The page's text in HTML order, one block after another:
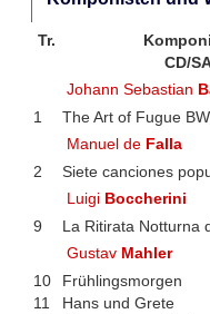
Tr.
CD/
Johann Sebastian
1
The Art of Fugue
Manuel de Falla
2
Siete canciones
Luigi Boccherini
9
La Ritirata Notturna
Gustav Mahler
10
Frühlingsmorgen
11
Hans und Grete